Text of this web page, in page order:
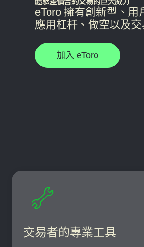
eToro 擁有創新型、
應用杠杆、做空以及
加入 eToro
交易者的專業工具